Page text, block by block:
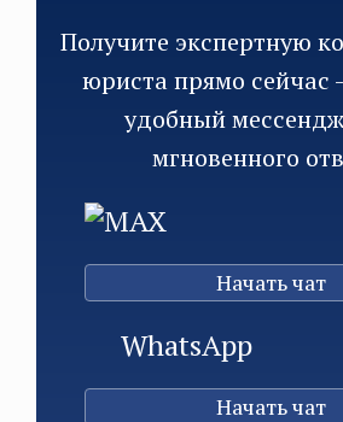
Получите экспертную
юриста прямо сейчас
удобный
мгновенного
MAX
Начать чат
WhatsApp
Начать чат